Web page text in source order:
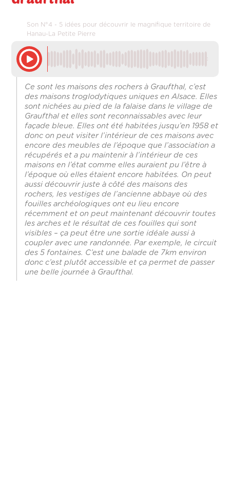
Son N°4 - 5 idées pour découvrir le magnifique territoire de
Hanau-La Petite Pierre
Ce sont les maisons des rochers à Graufthal, c’est
des maisons troglodytiques uniques en Alsace. Elles
sont nichées au pied de la falaise dans le village de
Graufthal et elles sont reconnaissables avec leur
façade bleue. Elles ont été habitées jusqu’en 1958 et
donc on peut visiter l’intérieur de ces maisons avec
encore des meubles de l’époque que l’association a
récupérés et a pu maintenir à l’intérieur de ces
maisons en l’état comme elles auraient pu l’être à
l’époque où elles étaient encore habitées. On peut
aussi découvrir juste à côté des maisons des
rochers, les vestiges de l’ancienne abbaye où des
fouilles archéologiques ont eu lieu encore
récemment et on peut maintenant découvrir toutes
les arches et le résultat de ces fouilles qui sont
visibles – ça peut être une sortie idéale aussi à
coupler avec une randonnée. Par exemple, le circuit
des 5 fontaines. C’est une balade de 7km environ
donc c’est plutôt accessible et ça permet de passer
une belle journée à Graufthal.